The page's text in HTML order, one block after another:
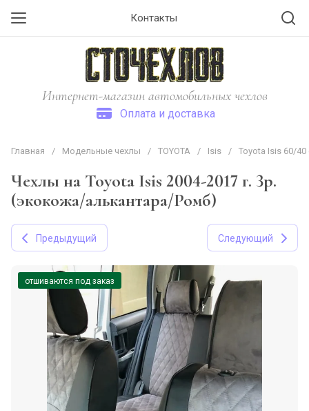
Контакты
Интернет-магазин автомобильных чехлов
Оплата и доставка
Главная / Модельные чехлы / TOYOTA / Isis / Toyota Isis 60/40
Чехлы на Toyota Isis 2004-2017 г. 3р.
(экокожа/алькантара/Ромб)
Предыдущий Следующий
отшиваются под заказ